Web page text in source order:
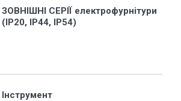
ЗОВНІШНІ СЕРІЇ електрофурнітури
(ІР20, ІР44, ІР54)
Інструмент